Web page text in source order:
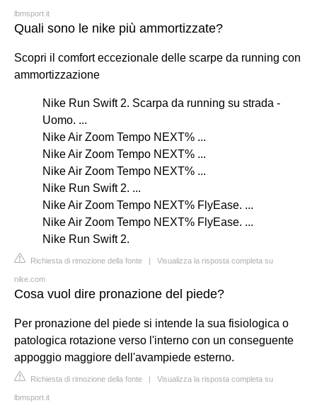
lbmsport.it
Quali sono le nike più ammortizzate?
Scopri il comfort eccezionale delle scarpe da running con
ammortizzazione
Nike Run Swift 2. Scarpa da running su strada -
Uomo. ...
Nike Air Zoom Tempo NEXT% ...
Nike Air Zoom Tempo NEXT% ...
Nike Air Zoom Tempo NEXT% ...
Nike Run Swift 2. ...
Nike Air Zoom Tempo NEXT% FlyEase. ...
Nike Air Zoom Tempo NEXT% FlyEase. ...
Nike Run Swift 2.
Richiesta di rimozione della fonte | Visualizza la risposta completa su
nike.com
Cosa vuol dire pronazione del piede?
Per pronazione del piede si intende la sua fisiologica o
patologica rotazione verso l'interno con un conseguente
appoggio maggiore dell'avampiede esterno.
Richiesta di rimozione della fonte | Visualizza la risposta completa su
lbmsport.it